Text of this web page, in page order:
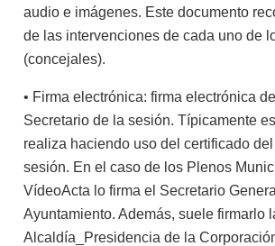
audio e imágenes. Este documento
de las intervenciones de cada uno de
(concejales).
• Firma electrónica: firma electrónica
Secretario de la sesión. Típicamente
realiza haciendo uso del certificado
sesión. En el caso de los Plenos
VídeoActa lo firma el Secretario
Ayuntamiento. Además, suele firmarlo
Alcaldía_Presidencia de la